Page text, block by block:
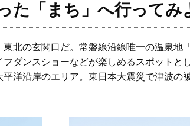
た「まち」へ行って
北の玄関口だ。常磐線沿線唯一の温泉
ダンスショーなどが楽しめるスポットと
洋沿岸のエリア。東日本大震災で津波